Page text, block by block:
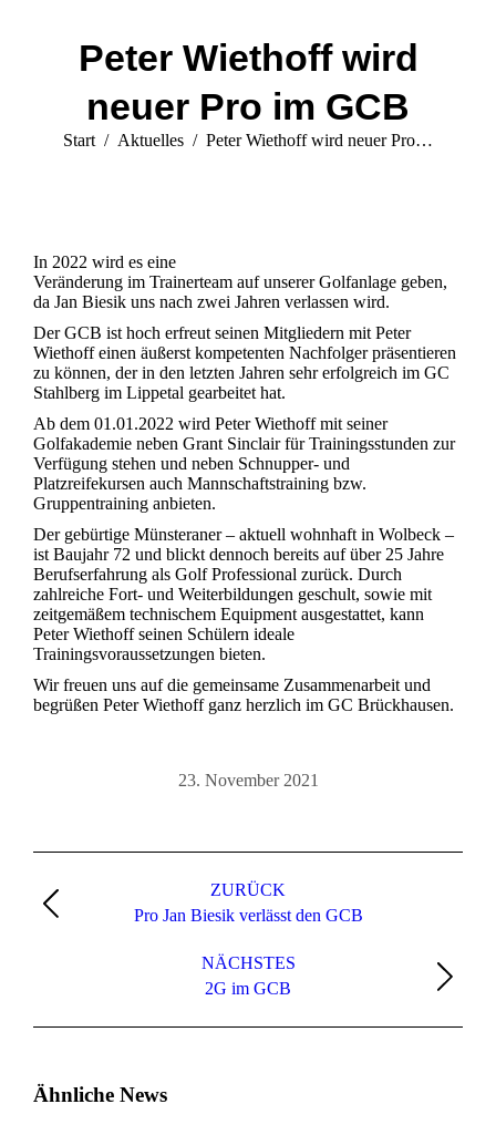
Peter Wiethoff wird
neuer Pro im GCB
Sie befinden sich hier:
Start Aktuelles Peter Wiethoff wird neuer Pro…
In 2022 wird es eine
Veränderung im Trainerteam auf unserer Golfanlage geben,
da Jan Biesik uns nach zwei Jahren verlassen wird.
Der GCB ist hoch erfreut seinen Mitgliedern mit Peter
Wiethoff einen äußerst kompetenten Nachfolger präsentieren
zu können, der in den letzten Jahren sehr erfolgreich im GC
Stahlberg im Lippetal gearbeitet hat.
Ab dem 01.01.2022 wird Peter Wiethoff mit seiner
Golfakademie neben Grant Sinclair für Trainingsstunden zur
Verfügung stehen und neben Schnupper- und
Platzreifekursen auch Mannschaftstraining bzw.
Gruppentraining anbieten.
Der gebürtige Münsteraner – aktuell wohnhaft in Wolbeck –
ist Baujahr 72 und blickt dennoch bereits auf über 25 Jahre
Berufserfahrung als Golf Professional zurück. Durch
zahlreiche Fort- und Weiterbildungen geschult, sowie mit
zeitgemäßem technischem Equipment ausgestattet, kann
Peter Wiethoff seinen Schülern ideale
Trainingsvoraussetzungen bieten.
Wir freuen uns auf die gemeinsame Zusammenarbeit und
begrüßen Peter Wiethoff ganz herzlich im GC Brückhausen.
23. November 2021
ZURÜCK
Vorheriger
Pro Jan Biesik verlässt den GCB
NÄCHSTES
Nächster
2G im GCB
Ähnliche News